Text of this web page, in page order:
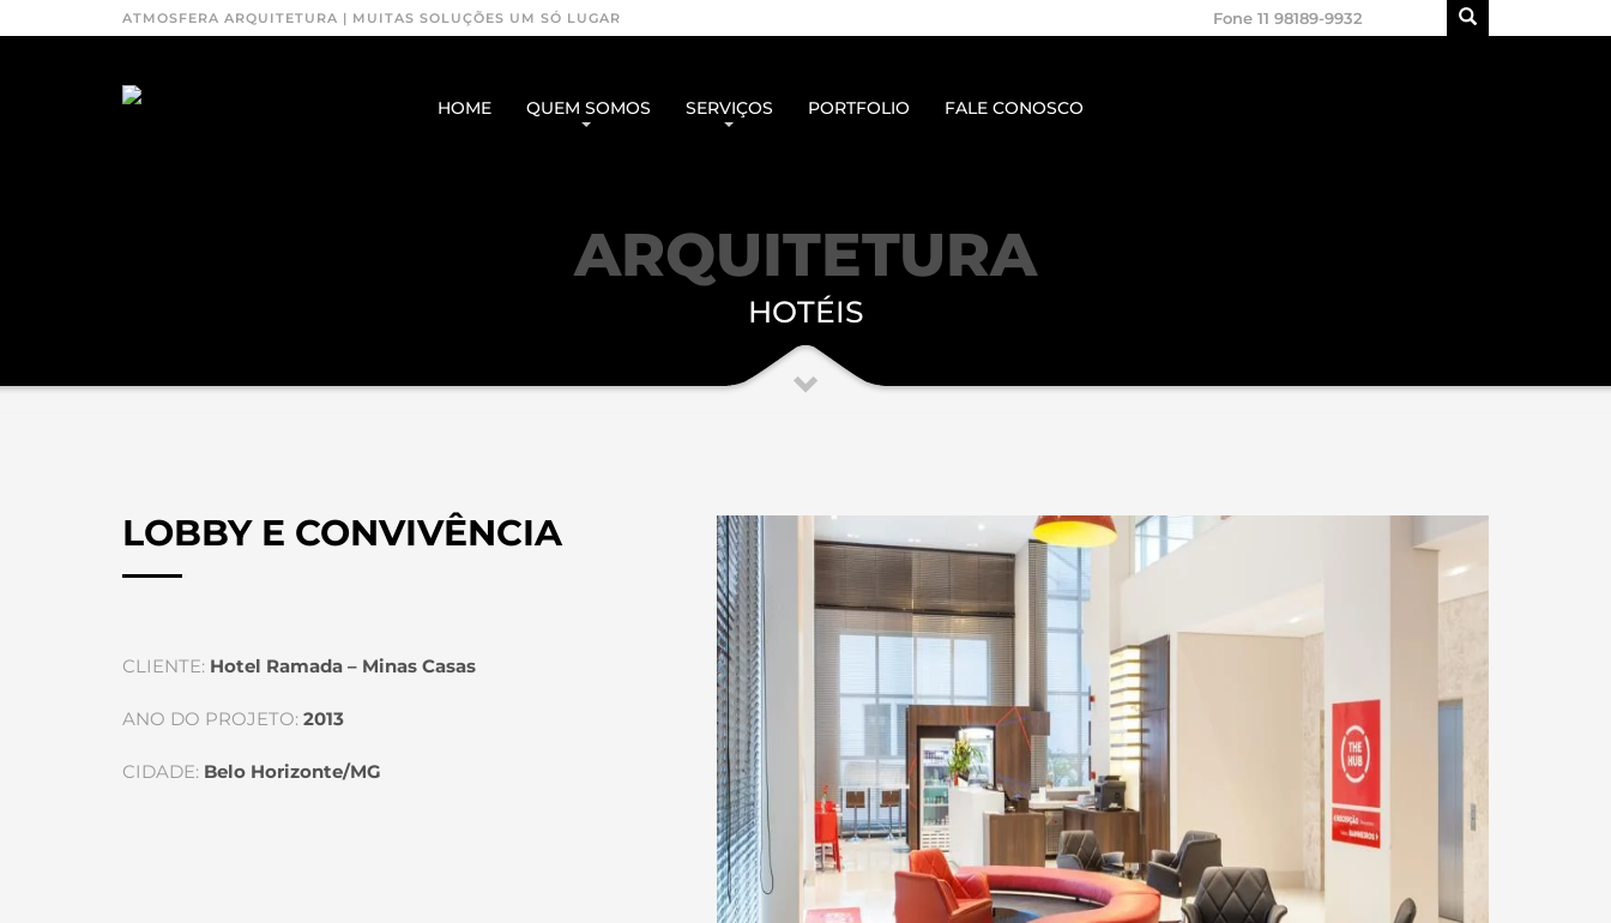
ATMOSFERA ARQUITETURA | MUITAS SOLUÇÕES UM SÓ LUGAR Fone 11 98189-9932
HOME QUEM SOMOS SERVIÇOS PORTFOLIO FALE CONOSCO
ARQUITETURA
HOTÉIS
LOBBY E CONVIVÊNCIA
CLIENTE: Hotel Ramada – Minas Casas
ANO DO PROJETO: 2013
CIDADE: Belo Horizonte/MG